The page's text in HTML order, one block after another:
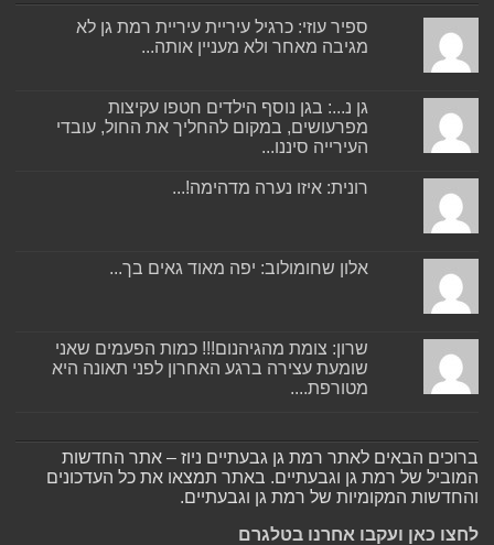
ספיר עוזי: כרגיל עיריית עיריית רמת גן לא
מגיבה מאחר ולא מעניין אותה...
גן נ...: בגן נוסף הילדים חטפו עקיצות
מפרעושים, במקום להחליך את החול, עובדי
העירייה סיננו...
רונית: איזו נערה מדהימה!...
אלון שחומולוב: יפה מאוד גאים בך...
שרון: צומת מהגיהנום!!! כמות הפעמים שאני
שומעת עצירה ברגע האחרון לפני תאונה היא
מטורפת....
ברוכים הבאים לאתר רמת גן גבעתיים ניוז – אתר החדשות
המוביל של רמת גן וגבעתיים. באתר תמצאו את כל העדכונים
והחדשות המקומיות של רמת גן וגבעתיים.
לחצו כאן ועקבו אחרנו בטלגרם